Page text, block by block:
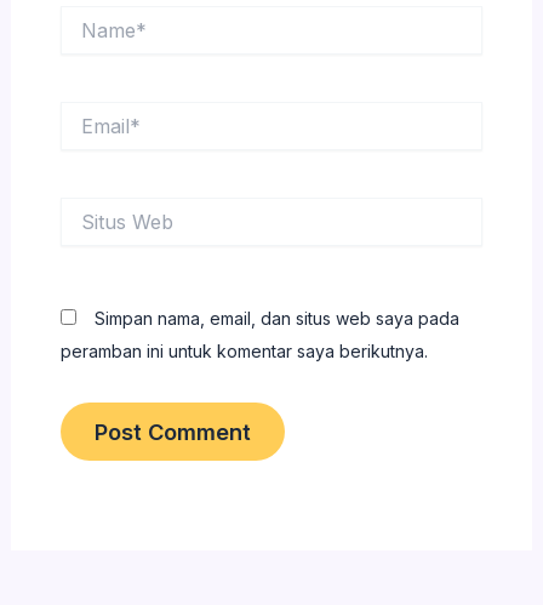
Web
Simpan nama, email, dan situs web saya pada
peramban ini untuk komentar saya berikutnya.